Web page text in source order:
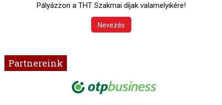
Pályázzon a THT Szakmai díjak valamelyikére!
Nevezés
Partnereink